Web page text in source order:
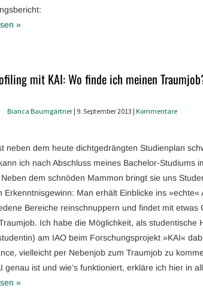
»
mit KAI: Wo finde ich meinen
Bianca Baumgärtner | 9. September 2013 | Kommentare
neben dem heute dichtgedrängten Studienplan
ich nach Abschluss meines Bachelor-Studiums
dem schnöden Mammon bringt sie uns
Erkenntnisgewinn: Man erhält Einblicke ins »echte«
Bereiche reinschnuppern und findet mit etwas
Ich habe die Möglichkeit, als studentische
am IAO beim Forschungsprojekt »KAI«
vielleicht per Nebenjob zum Traumjob zu
genau ist und wie’s funktioniert, erkläre ich hier in
»